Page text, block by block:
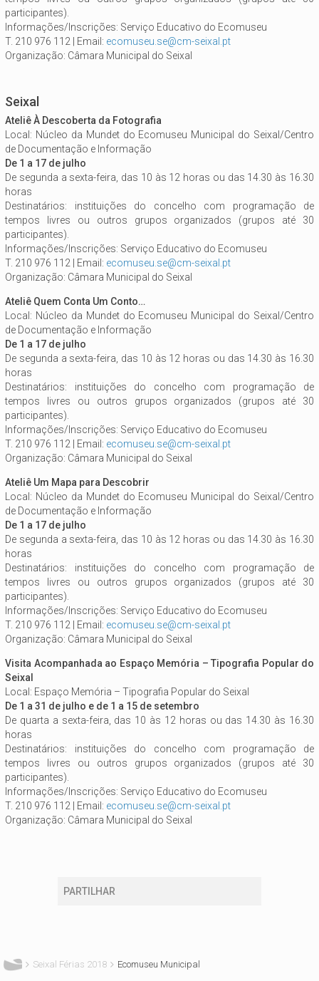
participantes).
Informações/Inscrições: Serviço Educativo do Ecomuseu
T. 210 976 112 | Email: ecomuseu.se@cm-seixal.pt
Organização: Câmara Municipal do Seixal
Seixal
Ateliê À Descoberta da Fotografia
Local: Núcleo da Mundet do Ecomuseu Municipal do Seixal/Centro
de Documentação e Informação
De 1 a 17 de julho
De segunda a sexta-feira, das 10 às 12 horas ou das 14.30 às 16.30
horas
Destinatários: instituições do concelho com programação de
tempos livres ou outros grupos organizados (grupos até 30
participantes).
Informações/Inscrições: Serviço Educativo do Ecomuseu
T. 210 976 112 | Email: ecomuseu.se@cm-seixal.pt
Organização: Câmara Municipal do Seixal
Ateliê Quem Conta Um Conto…
Local: Núcleo da Mundet do Ecomuseu Municipal do Seixal/Centro
de Documentação e Informação
De 1 a 17 de julho
De segunda a sexta-feira, das 10 às 12 horas ou das 14.30 às 16.30
horas
Destinatários: instituições do concelho com programação de
tempos livres ou outros grupos organizados (grupos até 30
participantes).
Informações/Inscrições: Serviço Educativo do Ecomuseu
T. 210 976 112 | Email: ecomuseu.se@cm-seixal.pt
Organização: Câmara Municipal do Seixal
Ateliê Um Mapa para Descobrir
Local: Núcleo da Mundet do Ecomuseu Municipal do Seixal/Centro
de Documentação e Informação
De 1 a 17 de julho
De segunda a sexta-feira, das 10 às 12 horas ou das 14.30 às 16.30
horas
Destinatários: instituições do concelho com programação de
tempos livres ou outros grupos organizados (grupos até 30
participantes).
Informações/Inscrições: Serviço Educativo do Ecomuseu
T. 210 976 112 | Email: ecomuseu.se@cm-seixal.pt
Organização: Câmara Municipal do Seixal
Visita Acompanhada ao Espaço Memória – Tipografia Popular do
Seixal
Local: Espaço Memória – Tipografia Popular do Seixal
De 1 a 31 de julho e de 1 a 15 de setembro
De quarta a sexta-feira, das 10 às 12 horas ou das 14.30 às 16.30
horas
Destinatários: instituições do concelho com programação de
tempos livres ou outros grupos organizados (grupos até 30
participantes).
Informações/Inscrições: Serviço Educativo do Ecomuseu
T. 210 976 112 | Email: ecomuseu.se@cm-seixal.pt
Organização: Câmara Municipal do Seixal
PARTILHAR
Seixal Férias 2018 Ecomuseu Municipal